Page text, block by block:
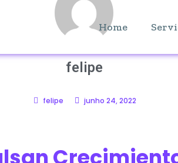
Home
felipe
felipe junho 24, 2022